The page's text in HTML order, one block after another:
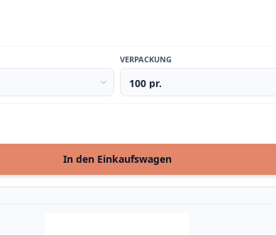
VERPACKUNG
In den Einkaufswagen